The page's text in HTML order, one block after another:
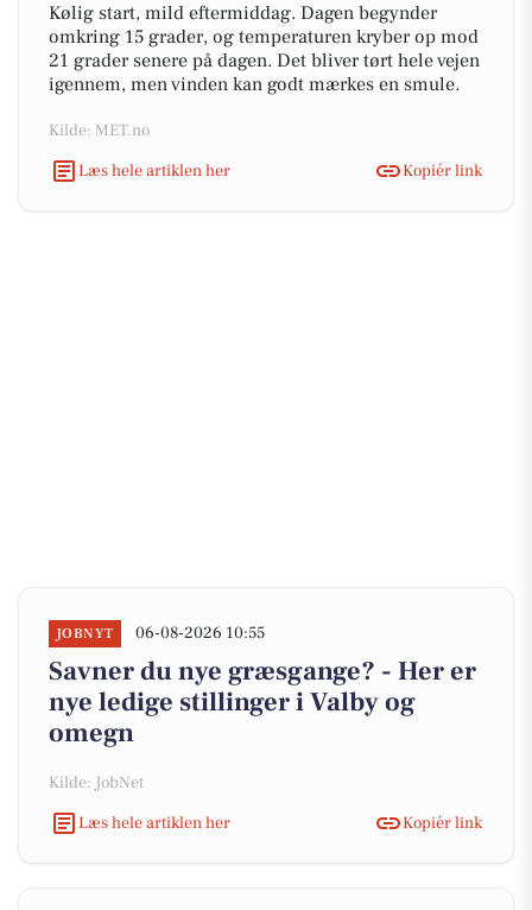
Kølig start, mild eftermiddag. Dagen begynder
omkring 15 grader, og temperaturen kryber op mod
21 grader senere på dagen. Det bliver tørt hele vejen
igennem, men vinden kan godt mærkes en smule.
Kilde: MET.no
Læs hele artiklen her
Kopiér link
JOBNYT 06-08-2026 10:55
Savner du nye græsgange? - Her er
nye ledige stillinger i Valby og
omegn
Kilde: JobNet
Læs hele artiklen her
Kopiér link